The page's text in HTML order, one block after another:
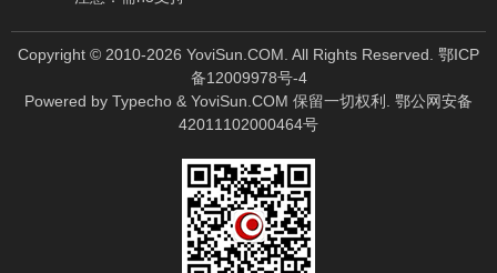
Copyright © 2010-2026 YoviSun.COM. All Rights Reserved. 鄂ICP
备12009978号-4
Powered by Typecho & YoviSun.COM 保留一切权利. 鄂公网安备
42011102000464号